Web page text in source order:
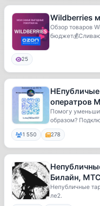
Wildberries
Обзор товаров
25
оператров
Помогу
образом?
е...
1 550 278
Билайн,
Непубличные
ле2.